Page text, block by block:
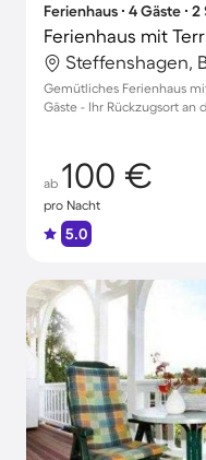
Ferienhaus ∙ 4 Gäste ∙
Ferienhaus mit
Steffenshagen,
Gemütliches Ferienhaus
Gäste - Ihr Rückzugsort an
ab 100 €
pro Nacht
5.0